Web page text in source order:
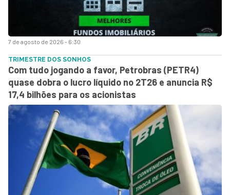
7 de agosto de 2026 - 6:30
TRIMESTRE DOS SONHOS
Com tudo jogando a favor, Petrobras (PETR4)
quase dobra o lucro líquido no 2T26 e anuncia R$
17,4 bilhões para os acionistas